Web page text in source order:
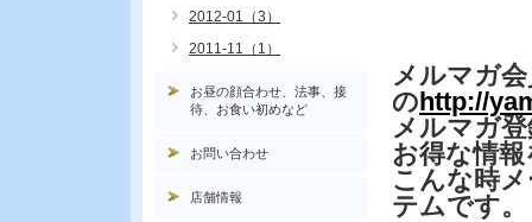
メルマガ
のhttp://
メルマガ
お得な情
こんな時
テムです。
2012-01（3）
2011-11（1）
お昼の顔合わせ、法事、接
待、お食い初めなど
お問い合わせ
店舗情報